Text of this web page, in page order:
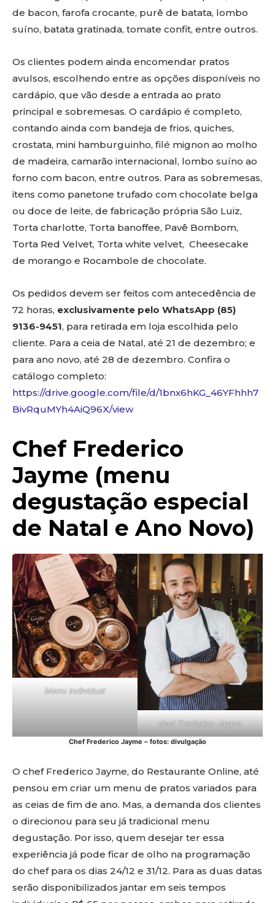
de bacon, farofa crocante, purê de batata, lombo
suíno, batata gratinada, tomate confit, entre outros.
Os clientes podem ainda encomendar pratos
avulsos, escolhendo entre as opções disponíveis no
cardápio, que vão desde a entrada ao prato
principal e sobremesas. O cardápio é completo,
contando ainda com bandeja de frios, quiches,
crostata, mini hamburguinho, filé mignon ao molho
de madeira, camarão internacional, lombo suíno ao
forno com bacon, entre outros. Para as sobremesas,
itens como panetone trufado com chocolate belga
ou doce de leite, de fabricação própria São Luiz,
Torta charlotte, Torta banoffee, Pavê Bombom,
Torta Red Velvet, Torta white velvet, Cheesecake
de morango e Rocambole de chocolate.
Os pedidos devem ser feitos com antecedência de
72 horas, exclusivamente pelo WhatsApp (85)
9136-9451, para retirada em loja escolhida pelo
cliente. Para a ceia de Natal, até 21 de dezembro; e
para ano novo, até 28 de dezembro. Confira o
catálogo completo:
https://drive.google.com/file/d/1bnx6hKG_46YFhhh7
BivRquMYh4AiQ96X/view
Chef Frederico
Jayme (menu
degustação especial
de Natal e Ano Novo)
Menu individual
chef Frederico Jayme
Chef Frederico Jayme – fotos: divulgação
O chef Frederico Jayme, do Restaurante Online, até
pensou em criar um menu de pratos variados para
as ceias de fim de ano. Mas, a demanda dos clientes
o direcionou para seu já tradicional menu
degustação. Por isso, quem desejar ter essa
experiência já pode ficar de olho na programação
do chef para os dias 24/12 e 31/12. Para as duas datas
serão disponibilizados jantar em seis tempos